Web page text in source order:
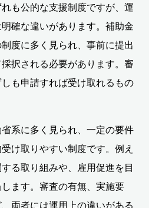
も公的な支援制度ですが、運
確な違いがあります。補助金
度に多く見られ、事前に提出
択される必要があります。審
も申請すれば受け取れるもの
系に多く見られ、一定の要件
け取りやすい制度です。例え
る取り組みや、雇用促進を目
ます。審査の有無、実施要
両者には運用上の違いがある